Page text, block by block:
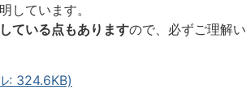
しています。
ている点もありますので、必ずご理解い
: 324.6KB)